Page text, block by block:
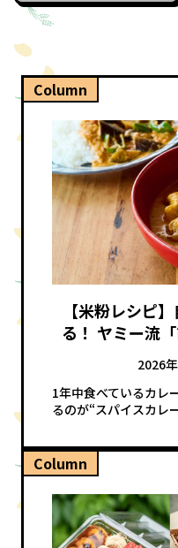
Column
【米粉レシピ
る！ ヤミー流
2026
1年中食べているカレ
るのが“スパイスカレ
Column